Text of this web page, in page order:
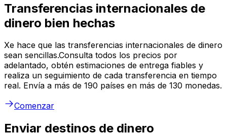
Transferencias internacionales de
dinero bien hechas
Xe hace que las transferencias internacionales de dinero
sean sencillas.Consulta todos los precios por
adelantado, obtén estimaciones de entrega fiables y
realiza un seguimiento de cada transferencia en tiempo
real. Envía a más de 190 países en más de 130 monedas.
Comenzar
Enviar destinos de dinero